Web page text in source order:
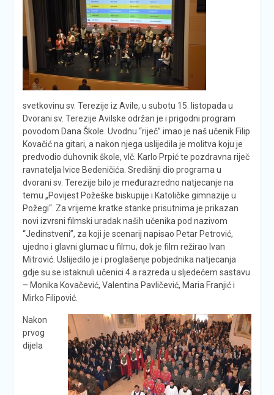
svetkovinu sv. Terezije iz Avile, u subotu 15. listopada u
Dvorani sv. Terezije Avilske održan je i prigodni program
povodom Dana Škole. Uvodnu “riječ” imao je naš učenik Filip
Kovačić na gitari, a nakon njega uslijedila je molitva koju je
predvodio duhovnik škole, vlč. Karlo Prpić te pozdravna riječ
ravnatelja Ivice Bedeničića. Središnji dio programa u
dvorani sv. Terezije bilo je međurazredno natjecanje na
temu „Povijest Požeške biskupije i Katoličke gimnazije u
Požegi“. Za vrijeme kratke stanke prisutnima je prikazan
novi izvrsni filmski uradak naših učenika pod nazivom
“Jedinstveni”, za koji je scenarij napisao Petar Petrović,
ujedno i glavni glumac u filmu, dok je film režirao Ivan
Mitrović. Uslijedilo je i proglašenje pobjednika natjecanja
gdje su se istaknuli učenici 4.a razreda u sljedećem sastavu
– Monika Kovačević, Valentina Pavličević, Maria Franjić i
Mirko Filipović.
Nakon
prvog
dijela